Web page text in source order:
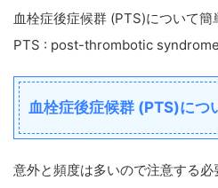
血栓症後症候群 (PTS)について簡
PTS : post-thrombotic syndrome
血栓症後症候群 (PTS)につ
意外と頻度は多いので注意する必